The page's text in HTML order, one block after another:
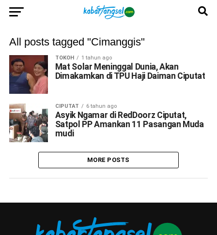
All posts tagged "Cimanggis"
TOKOH 1 tahun ago
Mat Solar Meninggal Dunia, Akan
Dimakamkan di TPU Haji Daiman Ciputat
CIPUTAT 6 tahun ago
Asyik Ngamar di RedDoorz Ciputat,
Satpol PP Amankan 11 Pasangan Muda
mudi
MORE POSTS